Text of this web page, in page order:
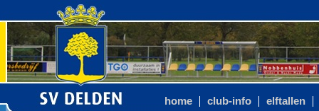
home club-info elftallen